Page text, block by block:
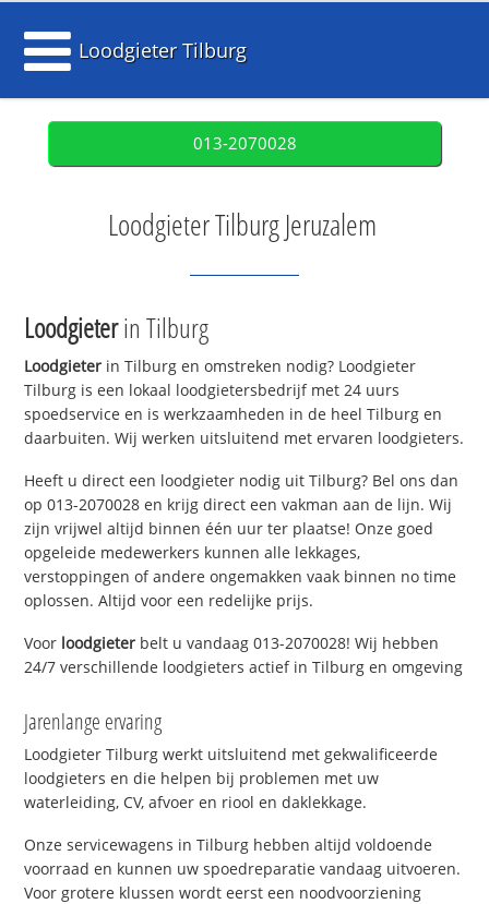
Loodgieter Tilburg
013-2070028
Loodgieter Tilburg Jeruzalem
Loodgieterin Tilburg
Loodgieter in Tilburg en omstreken nodig? Loodgieter
Tilburg is een lokaal loodgietersbedrijf met 24 uurs
spoedservice en is werkzaamheden in de heel Tilburg en
daarbuiten. Wij werken uitsluitend met ervaren loodgieters.
Heeft u direct een loodgieter nodig uit Tilburg? Bel ons dan
op 013-2070028 en krijg direct een vakman aan de lijn. Wij
zijn vrijwel altijd binnen één uur ter plaatse! Onze goed
opgeleide medewerkers kunnen alle lekkages,
verstoppingen of andere ongemakken vaak binnen no time
oplossen. Altijd voor een redelijke prijs.
Voor loodgieter belt u vandaag 013-2070028! Wij hebben
24/7 verschillende loodgieters actief in Tilburg en omgeving
Jarenlange ervaring
Loodgieter Tilburg werkt uitsluitend met gekwalificeerde
loodgieters en die helpen bij problemen met uw
waterleiding, CV, afvoer en riool en daklekkage.
Onze servicewagens in Tilburg hebben altijd voldoende
voorraad en kunnen uw spoedreparatie vandaag uitvoeren.
Voor grotere klussen wordt eerst een noodvoorziening